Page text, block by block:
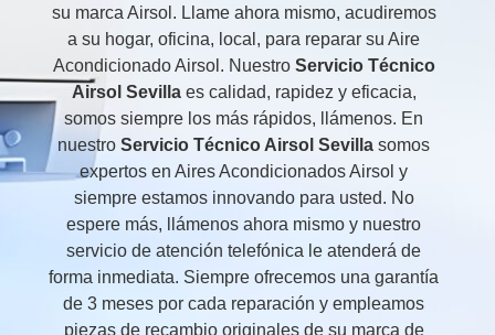
su marca Airsol. Llame ahora mismo, acudiremos
a su hogar, oficina, local, para reparar su Aire
Acondicionado Airsol. Nuestro Servicio Técnico
Airsol Sevillaes calidad, rapidez y eficacia,
somos siempre los más rápidos, llámenos. En
nuestro Servicio Técnico Airsol Sevilla somos
expertos en Aires Acondicionados Airsol y
siempre estamos innovando para usted. No
espere más, llámenos ahora mismo y nuestro
servicio de atención telefónica le atenderá de
forma inmediata. Siempre ofrecemos una garantía
de 3 meses por cada reparación y empleamos
piezas de recambio originales de su marca de